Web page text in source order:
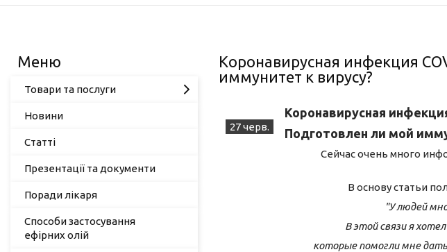
Коронавирусная инфекция
иммунитет к вирусу?
27 черв.
Коронавирусная
Подготовлен ли мой
Сейчас очень много
В основу статьи
"У людей
В этой связи я
которые помогли мне
Товари та послуги
Новини
Статті
Презентації та документи
Поради лікаря
Способи застосування
ефірних олій